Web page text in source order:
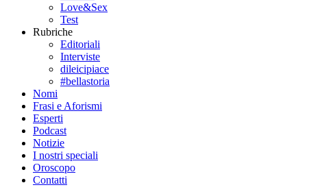
Love&Sex
Test
Rubriche
Editoriali
Interviste
dileicipiace
#bellastoria
Nomi
Frasi e Aforismi
Esperti
Podcast
Notizie
I nostri speciali
Oroscopo
Contatti